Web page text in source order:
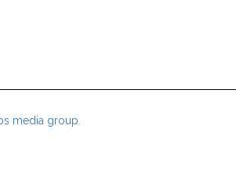
media group